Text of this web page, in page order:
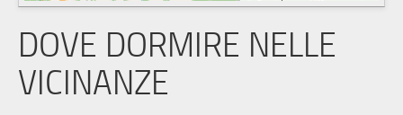
DOVE DORMIRE NELLE
VICINANZE